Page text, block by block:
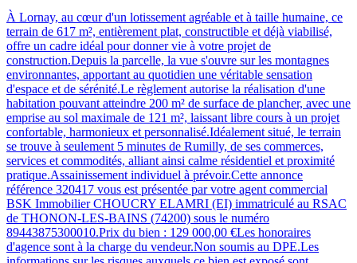
À Lornay, au cœur d'un lotissement agréable et à taille humaine, ce
terrain de 617 m², entièrement plat, constructible et déjà viabilisé,
offre un cadre idéal pour donner vie à votre projet de
construction.Depuis la parcelle, la vue s'ouvre sur les montagnes
environnantes, apportant au quotidien une véritable sensation
d'espace et de sérénité.Le règlement autorise la réalisation d'une
habitation pouvant atteindre 200 m² de surface de plancher, avec une
emprise au sol maximale de 121 m², laissant libre cours à un projet
confortable, harmonieux et personnalisé.Idéalement situé, le terrain
se trouve à seulement 5 minutes de Rumilly, de ses commerces,
services et commodités, alliant ainsi calme résidentiel et proximité
pratique.Assainissement individuel à prévoir.Cette annonce
référence 320417 vous est présentée par votre agent commercial
BSK Immobilier CHOUCRY ELAMRI (EI) immatriculé au RSAC
de THONON-LES-BAINS (74200) sous le numéro
89443875300010.Prix du bien : 129 000,00 €Les honoraires
d'agence sont à la charge du vendeur.Non soumis au DPE.Les